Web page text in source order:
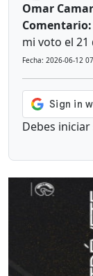
Omar
mi voto el 21
Fecha: 2026-06-12
Debes